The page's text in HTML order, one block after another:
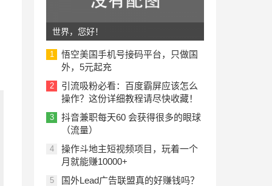
世界，您好！
1
悟空美国手机号接码平台，只做国
外，5元起充
2
引流吸粉必看：百度霸屏应该怎么
操作？这份详细教程请尽快收藏！
3
抖音兼职每天60 会获得很多的眼球
（流量）
4
操作斗地主短视频项目，玩着一个
月就能赚10000+
5
国外Lead广告联盟真的好赚钱吗？